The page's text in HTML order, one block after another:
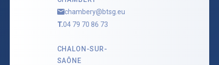
chambery@btsg.eu
T.04 79 70 86 73
CHALON-SUR-
SAÔNE